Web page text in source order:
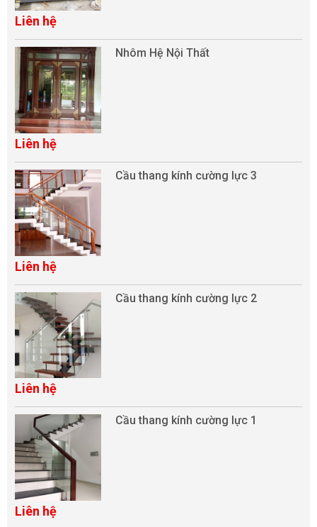
Liên hệ
Nhôm Hệ Nội Thất
Liên hệ
Cầu thang kính cường lực 3
Liên hệ
Cầu thang kính cường lực 2
Liên hệ
Cầu thang kính cường lực 1
Liên hệ